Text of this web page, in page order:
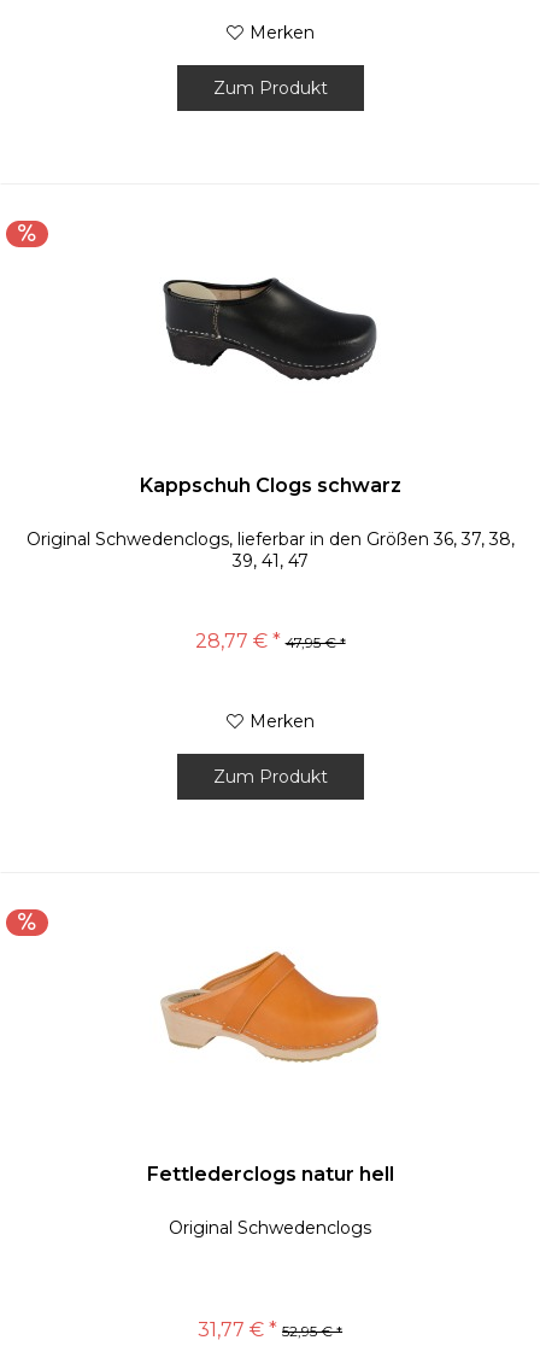
Merken
Zum Produkt
Kappschuh Clogs schwarz
Original Schwedenclogs, lieferbar in den Größen 36, 37, 38,
39, 41, 47
28,77 € * 47,95 € *
Merken
Zum Produkt
Fettlederclogs natur hell
Original Schwedenclogs
31,77 € * 52,95 € *